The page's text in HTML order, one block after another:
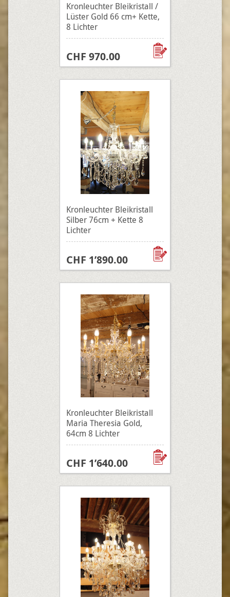
Kronleuchter Bleikristall /
Lüster Gold 66 cm+ Kette,
8 Lichter
CHF 970.00
Kronleuchter Bleikristall
Silber 76cm + Kette 8
Lichter
CHF 1’890.00
Kronleuchter Bleikristall
Maria Theresia Gold,
64cm 8 Lichter
CHF 1’640.00